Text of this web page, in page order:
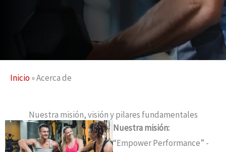
Inicio»Acerca de
Nuestra misión, visión y pilares fundamentales
Nuestra misión:
“Empower Performance” -